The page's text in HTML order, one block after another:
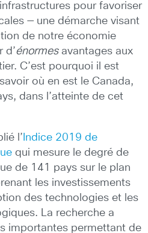
pour favoriser
— une démarche visant
de notre économie
d’énormesavantages aux
C’est pourquoi il est
où en est le Canada,
dans l’atteinte de cet
l’ Indice 2019 de
qui mesure le degré de
de 141 pays sur le plan
les investissements
des technologies et les
La recherche a
importantes permettant de